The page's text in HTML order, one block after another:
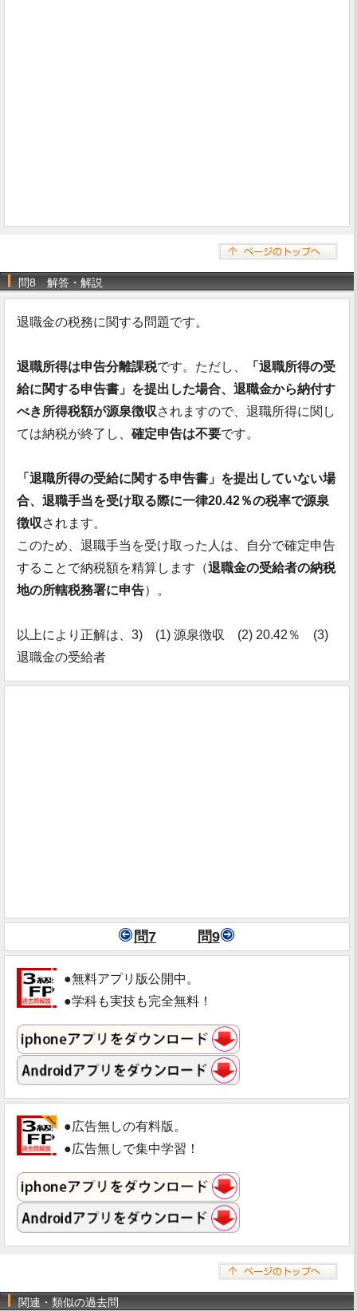
問8 解答・解説
退職金の税務に関する問題です。
退職所得は申告分離課税です。ただし、
「退職所得の受
給に関する申告書」を提出した場合、退職金から納付す
べき所得税額が源泉徴収 されますので、退職所得に関し
ては納税が終了し、 確定申告は不要です。
「退職所得の受給に関する申告書」を提出していない場
合、退職手当を受け取る際に一律20.42％の税率で源泉
徴収 されます。
このため、退職手当を受け取った人は、自分で確定申告
することで納税額を精算します（退職金の受給者の納税
地の所轄税務署に申告）。
以上により正解は、3) (1) 源泉徴収 (2) 20.42％ (3)
退職金の受給者
問7 問9
●無料アプリ版公開中。
●学科も実技も完全無料！
●広告無しの有料版。
●広告無しで集中学習！
関連・類似の過去問